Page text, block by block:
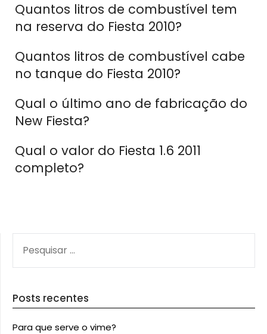
Quantos litros de combustível tem
na reserva do Fiesta 2010?
Quantos litros de combustível cabe
no tanque do Fiesta 2010?
Qual o último ano de fabricação do
New Fiesta?
Qual o valor do Fiesta 1.6 2011
completo?
POR:
Posts recentes
Para que serve o vime?